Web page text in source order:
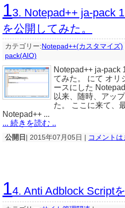
13. Notepad++ ja-pack
を公開してみた。
カテゴリー:Notepad++(カスタマイズ)
pack(AIO)
Notepad++ ja-pack
てみた。 にて オリ
ースにした
以来、随時、アッ
た。 ここに来て、
Notepad++ ...
... 続きを読む ..
公開日 | 2015年07月05日 | コメントは
14. Anti Adblock Script